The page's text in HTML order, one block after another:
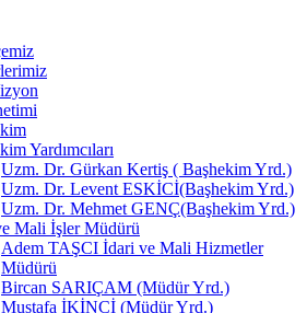
Yardımcıları
Uzm. Dr. Gürkan Kertiş ( Başhekim Yrd.)
Uzm. Dr. Levent ESKİCİ(Başhekim Yrd.)
Uzm. Dr. Mehmet GENÇ(Başhekim Yrd.)
Mali İşler Müdürü
Adem TAŞCI İdari ve Mali Hizmetler
Müdürü
Bircan SARIÇAM (Müdür Yrd.)
Mustafa İKİNCİ (Müdür Yrd.)